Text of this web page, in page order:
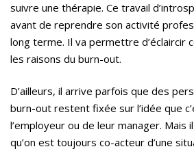
suivre une thérapie. Ce travail
avant de reprendre son activité
long terme. Il va permettre d’éclaircir
les raisons du burn-out.
D’ailleurs, il arrive parfois que des
burn-out restent fixée sur l’idée que
l’employeur ou de leur manager.
qu’on est toujours co-acteur d’une